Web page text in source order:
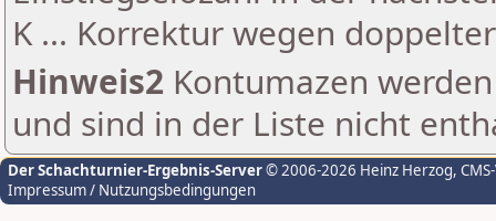
K ... Korrektur wegen
Hinweis2 Kontumazen
und sind in der Liste nicht
Der Schachturnier-Ergebnis-Server© 2006-2026 Heinz Herzog,
Impressum / Nutzungsbedingungen